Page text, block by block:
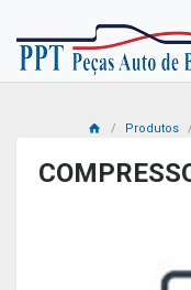
Produtos